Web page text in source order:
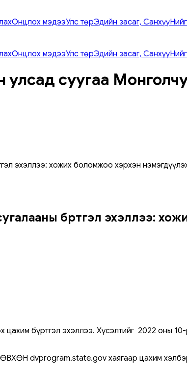
Онцлох мэдээУлс төрЭдийн засаг, Санхүү
Онцлох мэдээУлс төрЭдийн засаг, Санхүү
улсад суугаа
эхэллээ: хожих боломжоо хэрхэн
бүртгэл эхэллээ:
бүртгэл эхэллээ. Хүсэлтийг 2022 оны
dvprogram.state.gov хаягаар цахим